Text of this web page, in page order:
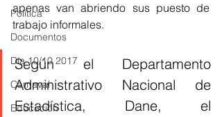
Política
Documentos
Día 10/10 2017
Carnaval
Educación
apenas van abriendo sus puesto de
trabajo informales.
Según el Departamento
Administrativo Nacional de
Estadística, Dane, el